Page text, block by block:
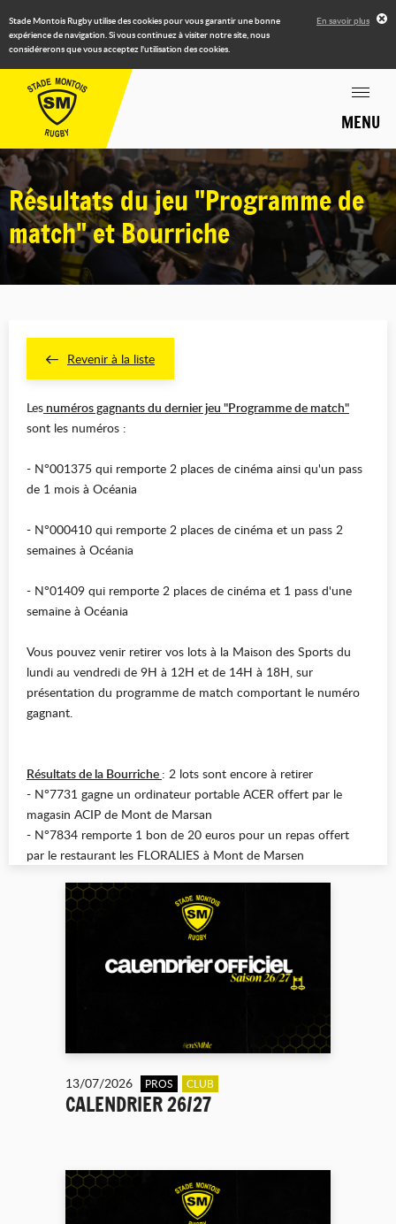
Stade Montois Rugby utilise des cookies pour vous garantir une bonne
expérience de navigation. Si vous continuez à visiter notre site, nous
considérerons que vous acceptez l'utilisation des cookies.
En savoir plus
MENU
Résultats du jeu "Programme de
match" et Bourriche
Revenir à la liste
Les numéros gagnants du dernier jeu "Programme de match"
sont les numéros :
- N°001375 qui remporte 2 places de cinéma ainsi qu'un pass
de 1 mois à Océania
- N°000410 qui remporte 2 places de cinéma et un pass 2
semaines à Océania
- N°01409 qui remporte 2 places de cinéma et 1 pass d'une
semaine à Océania
Vous pouvez venir retirer vos lots à la Maison des Sports du
lundi au vendredi de 9H à 12H et de 14H à 18H, sur
présentation du programme de match comportant le numéro
gagnant.
Résultats de la Bourriche : 2 lots sont encore à retirer
- N°7731 gagne un ordinateur portable ACER offert par le
magasin ACIP de Mont de Marsan
- N°7834 remporte 1 bon de 20 euros pour un repas offert
par le restaurant les FLORALIES à Mont de Marsen
13/07/2026 PROS CLUB
CALENDRIER 26/27